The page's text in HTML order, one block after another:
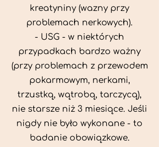
kreatyniny (wazny przy
problemach nerkowych).
- USG - w niektórych
przypadkach bardzo ważny
(przy problemach z przewodem
pokarmowym, nerkami,
trzustką, wątrobą, tarczycą),
nie starsze niż 3 miesiące. Jeśli
nigdy nie było wykonane - to
badanie obowiązkowe.